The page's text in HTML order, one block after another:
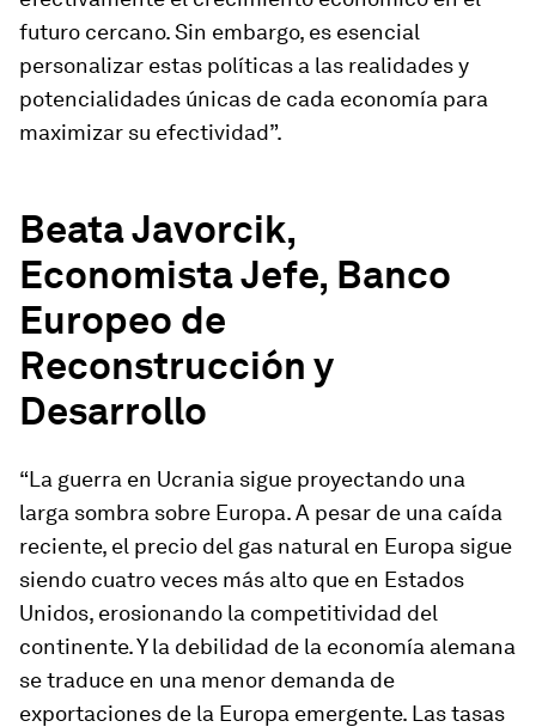
futuro cercano. Sin embargo, es esencial
personalizar estas políticas a las realidades y
potencialidades únicas de cada economía para
maximizar su efectividad”.
Beata Javorcik,
Economista Jefe, Banco
Europeo de
Reconstrucción y
Desarrollo
“La guerra en Ucrania sigue proyectando una
larga sombra sobre Europa. A pesar de una caída
reciente, el precio del gas natural en Europa sigue
siendo cuatro veces más alto que en Estados
Unidos, erosionando la competitividad del
continente. Y la debilidad de la economía alemana
se traduce en una menor demanda de
exportaciones de la Europa emergente. Las tasas